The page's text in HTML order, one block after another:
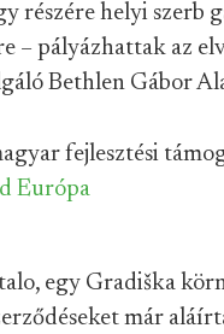
részére helyi szerb
– pályázhattak az
Bethlen Gábor
fejlesztési
Európa
egy Gradiška
már